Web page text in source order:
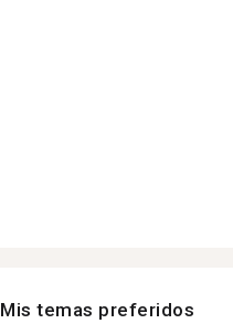
Mis temas preferidos